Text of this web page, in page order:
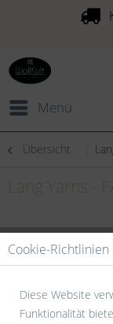
Menü
Übersicht
Cookie-Richtlinien
Diese Website
Funktionalität